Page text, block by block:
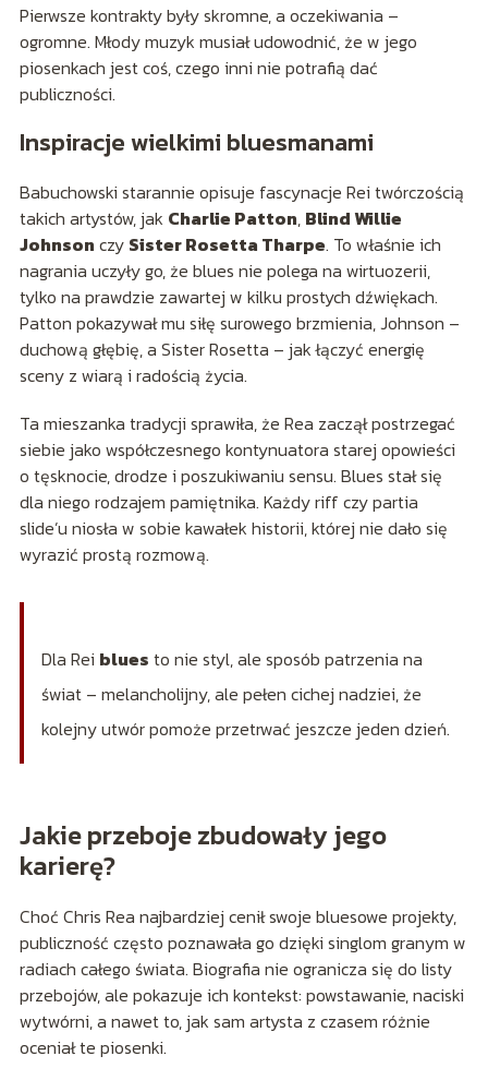
Pierwsze kontrakty były skromne, a oczekiwania –
ogromne. Młody muzyk musiał udowodnić, że w jego
piosenkach jest coś, czego inni nie potrafią dać
publiczności.
Inspiracje wielkimi bluesmanami
Babuchowski starannie opisuje fascynacje Rei twórczością
takich artystów, jak Charlie Patton, Blind Willie
Johnson czy Sister Rosetta Tharpe. To właśnie ich
nagrania uczyły go, że blues nie polega na wirtuozerii,
tylko na prawdzie zawartej w kilku prostych dźwiękach.
Patton pokazywał mu siłę surowego brzmienia, Johnson –
duchową głębię, a Sister Rosetta – jak łączyć energię
sceny z wiarą i radością życia.
Ta mieszanka tradycji sprawiła, że Rea zaczął postrzegać
siebie jako współczesnego kontynuatora starej opowieści
o tęsknocie, drodze i poszukiwaniu sensu. Blues stał się
dla niego rodzajem pamiętnika. Każdy riff czy partia
slide’u niosła w sobie kawałek historii, której nie dało się
wyrazić prostą rozmową.
Dla Rei blues to nie styl, ale sposób patrzenia na
świat – melancholijny, ale pełen cichej nadziei, że
kolejny utwór pomoże przetrwać jeszcze jeden dzień.
Jakie przeboje zbudowały jego
karierę?
Choć Chris Rea najbardziej cenił swoje bluesowe projekty,
publiczność często poznawała go dzięki singlom granym w
radiach całego świata. Biografia nie ogranicza się do listy
przebojów, ale pokazuje ich kontekst: powstawanie, naciski
wytwórni, a nawet to, jak sam artysta z czasem różnie
oceniał te piosenki.